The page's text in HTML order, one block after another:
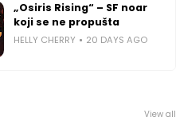
„Osiris Rising“ – SF noar
koji se ne propušta
HELLY CHERRY 20 DAYS AGO
View all